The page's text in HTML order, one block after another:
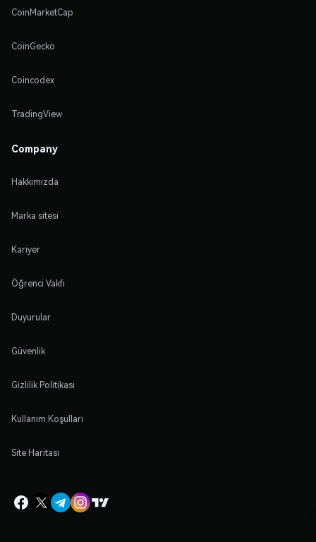
CoinMarketCap
CoinGecko
Coincodex
TradingView
Company
Hakkımızda
Marka sitesi
Kariyer
Öğrenci Vakfı
Duyurular
Güvenlik
Gizlilik Politikası
Kullanım Koşulları
Site Haritası